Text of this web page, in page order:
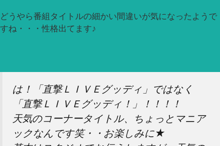
どうやら番組タイトルの細かい間違いが気になったようで
すね・・・性格出てます♪
は！「直撃ＬＩＶＥグッディ」ではなく
「直撃ＬＩＶＥグッディ！」！！！！
天気のコーナータイトル、ちょっとマニア
ックなんです笑・・お楽しみに★